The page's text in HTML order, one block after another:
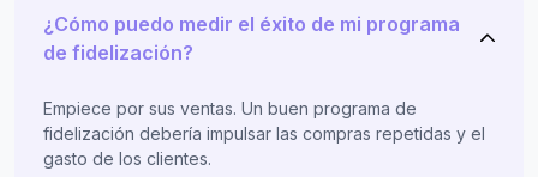
¿Cómo puedo medir el éxito de mi programa
de fidelización?
Empiece por sus ventas. Un buen programa de
fidelización debería impulsar las compras repetidas y el
gasto de los clientes.